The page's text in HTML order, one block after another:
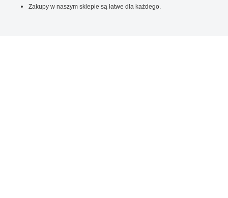
Zakupy w naszym sklepie są łatwe dla każdego.